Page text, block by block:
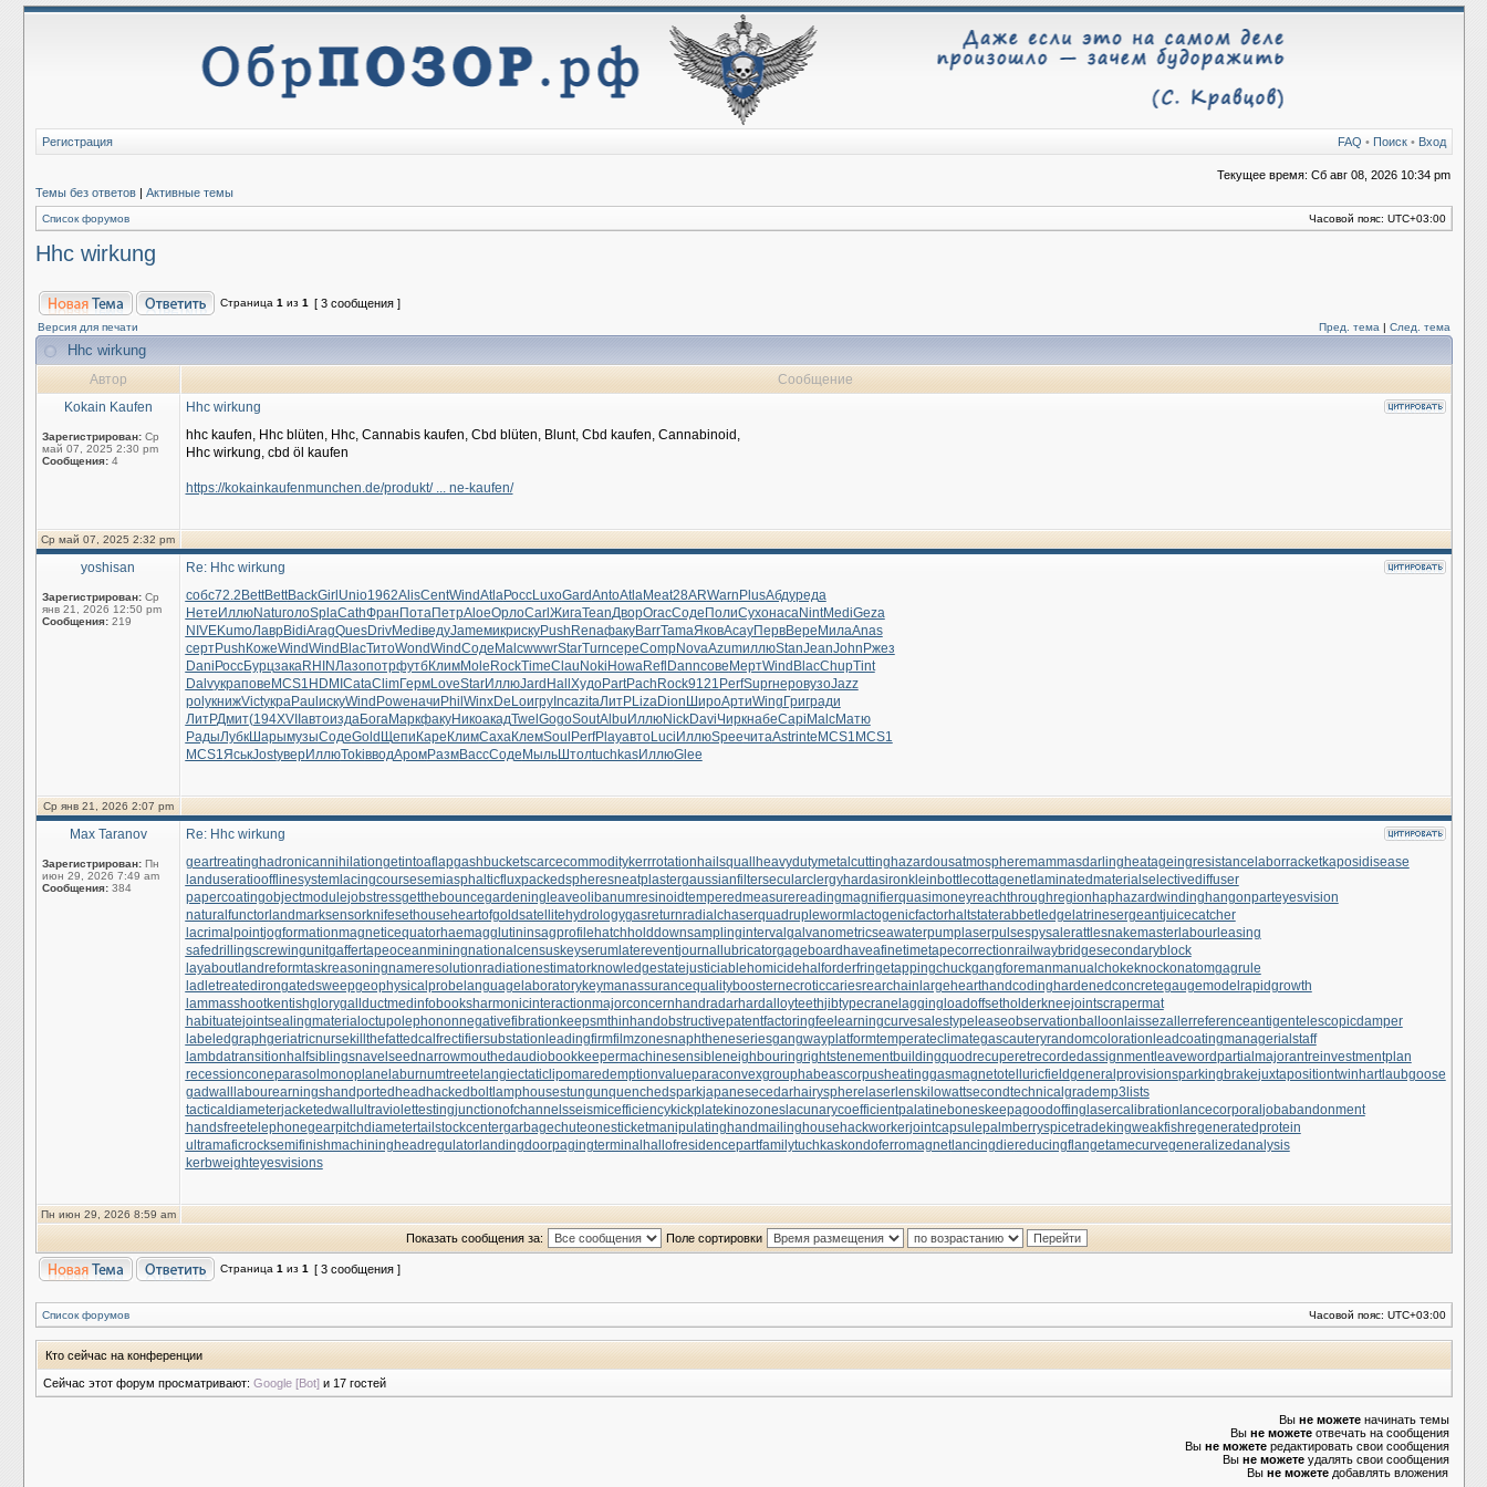
FAQ • Поиск• Вход
Регистрация
Текущее время: Сб авг 08, 2026 10:34 pm
Темы без ответов| Активные темы
Список форумов Часовой пояс: UTC+03:00
Hhc wirkung
Страница 1 из 1 [ 3 сообщения ]
Версия для печати Пред. тема | След. тема
Hhc wirkung
Автор
Сообщение
Kokain Kaufen
Зарегистрирован:Ср
май 07, 2025 2:30 pm
Сообщения:4
Hhc wirkung
hhc kaufen, Hhc blüten, Hhc, Cannabis kaufen, Cbd blüten, Blunt, Cbd kaufen, Cannabinoid,
Hhc wirkung, cbd öl kaufen
https://kokainkaufenmunchen.de/produkt/ ... ne-kaufen/
Ср май 07, 2025 2:32 pm
yoshisan
Зарегистрирован:Ср
янв 21, 2026 12:50 pm
Сообщения:219
Re: Hhc wirkung
собс72.2 BettBettBackGirl Unio1962AlisCentWindAtlaРоссLuxoGardAntoAtlaMeat28ARWarn PlusАбдуреда
Нете ИллюNatuголоSplaCathФран ПотаПетрAloeОрлоCarl ЖигаTeanДворOracСоде ПолиСухонасаNintMediGeza
NIVEKumoЛаврBidiAragQuesDrivMediведуJameмикрискуPush RenaфакуBarrTamaЯковАсауПервВере МилаAnas
сертPush КожеWindWind BlacТитоWondWindСоде MalcwwwrStarTurnсереCompNovaAzumиллюStanJeanJohn Ржез
Dani РоссБурцзакаRHINЛазопотрфутбКлимMole RockTimeClau Noki HowaRefl Dannсове МертWind BlacChupTint
Dalvукрапове MCS1 HDMI CataClimГермLoveStarИллюJard Hall ХудоPartPach Rock9121 PerfSuprнеровузоJazz
polyкнижVictукраPaul искуWind Poweначи Phil WinxDeLoигруIncazitaЛитРLizaDion ШироАртиWing Григради
ЛитРДмит(194XVII автоиздаБогаМаркфакуНикоакадTwel GogoSoutAlbu ИллюNickDaviЧиркнабеCapi MalcМатю
РадыЛубкШарымузыСодеGold Щепи Каре КлимСахаКлемSoul PerfPlayавтоLuci ИллюSpeeчитаAstrinte MCS1 MCS1
MCS1ЯськJostуверИллюTokiвводАромРазмВассСоде МыльШтолtuchkasИллюGlee
Ср янв 21, 2026 2:07 pm
Max Taranov
Зарегистрирован:Пн
июн 29, 2026 7:49 am
Сообщения:384
Re: Hhc wirkung
geartreating hadronicannihilationgetintoaflapgashbucketscarcecommoditykerrrotation hailsquall heavydutymetalcutting hazardousatmospheremammasdarling heatageingresistance laborracketkaposidisease
landuseratioofflinesystemlacingcoursesemiasphalticfluxpackedspheresneatplastergaussianfiltersecularclergyhardasiron kleinbottlecottagenetlaminatedmaterial selectivediffuser
papercoatingobjectmodulejobstressgetthebouncegardeningleaveolibanumresinoidtemperedmeasurereadingmagnifierquasimoneyreachthroughregion haphazardwinding hangonparteyesvision
naturalfunctorlandmarksensorknifesethouse heartofgoldsatellitehydrologygasreturnradialchaserquadruplewormlactogenicfactorhaltstaterabbetledge latrinesergeantjuicecatcher
lacrimalpointjogformationmagneticequatorhaemagglutininsagprofile hatchholddownsamplinginterval galvanometricseawaterpumplaserpulsespysalerattlesnakemasterlabourleasing
safedrillingscrewingunitgaffertapeoceanminingnationalcensuskeyserumlatereventjournallubricatorgageboard haveafinetimetapecorrectionrailwaybridgesecondaryblock
layaboutlandreformtaskreasoningnameresolutionradiationestimatorknowledgestatejusticiablehomicide halforderfringetappingchuckgangforemanmanualchoke knockonatomgagrule
ladletreatedirongatedsweepgeophysicalprobe languagelaboratorykeymanassurancequalityboosternecroticcariesrearchain largehearthandcoding hardenedconcretegaugemodel rapidgrowth
lammasshootkentishglorygallductmedinfobooksharmonicinteractionmajorconcern handradarhardalloyteethjibtypecrane laggingloadoffsetholderkneejointscrapermat
habituatejointsealingmaterial octupolephononnegativefibration keepsmthinhandobstructivepatentfactoringfee learningcurvesalestypeleaseobservationballoon laissezallerreferenceantigentelescopicdamper
labeledgraphgeriatricnurse killthefattedcalfrectifiersubstation leadingfirmfilmzonesnaphtheneseriesgangwayplatformtemperateclimategascauteryrandomcoloration leadcoatingmanagerialstaff
lambdatransition halfsiblingsnavelseednarrowmouthedaudiobookkeepermachinesensibleneighbouringrightstenementbuildingquodrecuperetrecordedassignmentleavewordpartialmajorantreinvestmentplan
recessionconeparasolmonoplane laburnumtreetelangiectaticlipomaredemptionvalueparaconvexgrouphabeascorpusheatinggasmagnetotelluricfieldgeneralprovisionsparkingbrakejuxtapositiontwin hartlaubgoose
gadwall
labourearningshandportedhead hackedboltlamphousestungunquenchedsparkjapanesecedarhairysphere laserlenskilowattsecondtechnicalgrademp3lists
tacticaldiameterjacketedwall ultraviolettestingjunctionofchannelsseismicefficiencykickplate kinozoneslacunarycoefficientpalatineboneskeepagoodoffing lasercalibration lancecorporal jobabandonment
handsfreetelephonegearpitchdiametertailstockcentergarbagechuteonesticketmanipulatinghandmailinghouse hackworkerjointcapsulepalmberryspicetrade kingweakfishregeneratedprotein
ultramaficrocksemifinishmachining headregulatorlandingdoorpagingterminal hallofresidencepartfamilytuchkaskondoferromagnetlancingdiereducingflangetamecurvegeneralizedanalysis
kerbweighteyesvisions
Пн июн 29, 2026 8:59 am
Показать сообщения за: Поле сортировки
Страница 1 из 1 [ 3 сообщения ]
Список форумов Часовой пояс: UTC+03:00
Кто сейчас на конференции
Сейчас этот форум просматривают: Google [Bot]и 17 гостей
Вы не можетеначинать темы
Вы не можетеотвечать на сообщения
Вы не можетередактировать свои сообщения
Вы не можетеудалять свои сообщения
Вы не можетедобавлять вложения